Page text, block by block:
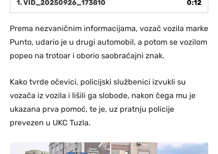
1.VID_20250926_173810 0:12
Prema nezvaničnim informacijama, vozač vozila marke
Punto, udario je u drugi automobil, a potom se vozilom
popeo na trotoar i oborio saobraćajni znak.
Kako tvrde očevici, policijski službenici izvukli su
vozača iz vozila i lišili ga slobode, nakon čega mu je
ukazana prva pomoć, te je, uz pratnju policije
prevezen u UKC Tuzla.